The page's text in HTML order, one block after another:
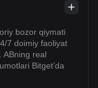
bozor qiymati
7 doimiy faoliyat
ABning real
Bitget’da